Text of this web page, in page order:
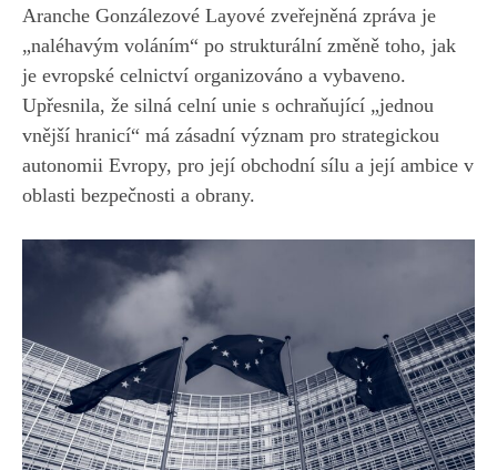
Aranche Gonzálezové Layové zveřejněná zpráva je
„naléhavým voláním“ po strukturální změně toho, jak
je evropské celnictví organizováno a vybaveno.
Upřesnila, že silná celní unie s ochraňující „jednou
vnější hranicí“ má zásadní význam pro strategickou
autonomii Evropy, pro její obchodní sílu a její ambice v
oblasti bezpečnosti a obrany.